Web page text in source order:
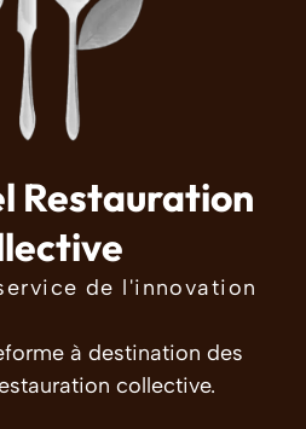
Restauration
de l'innovation
à destination des
collective.